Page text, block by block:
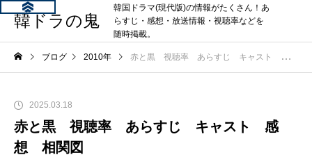
韓ドラの鬼
韓国ドラマ(現代版)の情報がたくさん！あ
らすじ・感想・放送情報・視聴率などを
随時掲載。
ブログ 2010年 赤と黒 視聴率 あらすじ キャスト 感想 相関図
2025.03.18
赤と黒 視聴率 あらすじ キャスト 感
想 相関図